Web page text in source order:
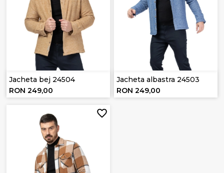
Jacheta bej 24504
RON 249,00
Jacheta albastra 24503
RON 249,00